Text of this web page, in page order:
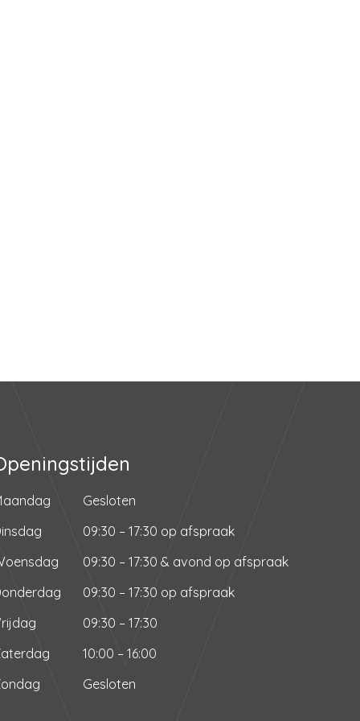
Gesloten
09:30 – 17:30 op afspraak
09:30 – 17:30 & avond op afspraak
09:30 – 17:30 op afspraak
09:30 – 17:30
10:00 – 16:00
Gesloten